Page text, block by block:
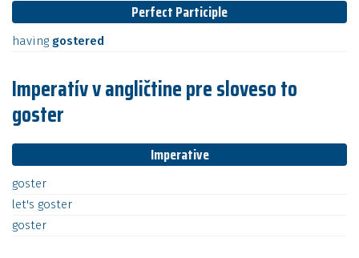
Perfect Participle
having gostered
Imperatív v angličtine pre sloveso to
goster
Imperative
goster
let's goster
goster